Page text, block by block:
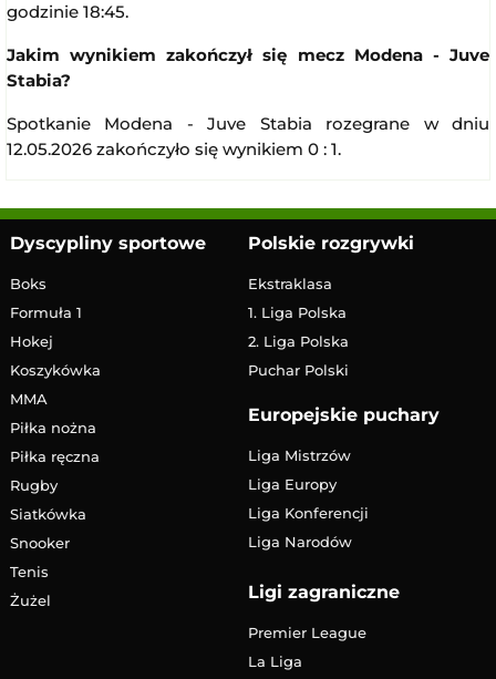
godzinie 18:45.
Jakim wynikiem zakończył się mecz Modena - Juve
Stabia?
Spotkanie Modena - Juve Stabia rozegrane w dniu
12.05.2026 zakończyło się wynikiem 0 : 1.
Dyscypliny sportowe
Boks
Formuła 1
Hokej
Koszykówka
MMA
Piłka nożna
Piłka ręczna
Rugby
Siatkówka
Snooker
Tenis
Żużel
Polskie rozgrywki
Ekstraklasa
1. Liga Polska
2. Liga Polska
Puchar Polski
Europejskie puchary
Liga Mistrzów
Liga Europy
Liga Konferencji
Liga Narodów
Ligi zagraniczne
Premier League
La Liga